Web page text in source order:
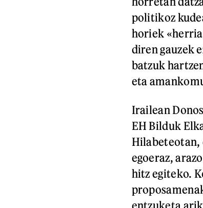
politikoz
horiek
diren gauzek
batzuk
eta
Irailean
EH Bilduk
Hilabeteotan,
egoeraz,
hitz egiteko.
entzuketa